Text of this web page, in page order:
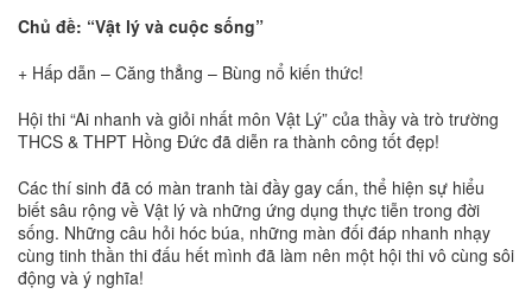
Chủ đề: “Vật lý và cuộc sống”
+ Hấp dẫn – Căng thẳng – Bùng nổ kiến thức!
Hội thi “Ai nhanh và giỏi nhất môn Vật Lý” của thầy và trò trường
THCS & THPT Hồng Đức đã diễn ra thành công tốt đẹp!
Các thí sinh đã có màn tranh tài đầy gay cấn, thể hiện sự hiểu
biết sâu rộng về Vật lý và những ứng dụng thực tiễn trong đời
sống. Những câu hỏi hóc búa, những màn đối đáp nhanh nhạy
cùng tinh thần thi đấu hết mình đã làm nên một hội thi vô cùng sôi
động và ý nghĩa!